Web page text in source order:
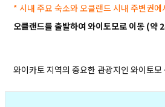
* 시내 주요 숙소와 오클랜드 시내 주변권
오클랜드를 출발하여 와이토모로 이동 (약
와이카토 지역의 중요한 관광지인 와이토모